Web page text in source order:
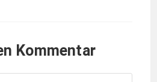
Kommentar